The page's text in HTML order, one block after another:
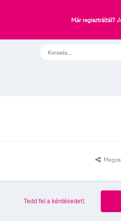
Már regisztráltál?
Tedd fel a kérdésedet!